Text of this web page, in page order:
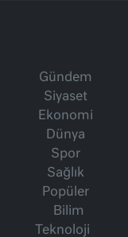
Gündem
Siyaset
Ekonomi
Dünya
Spor
Sağlık
Popüler
Bilim
Teknoloji